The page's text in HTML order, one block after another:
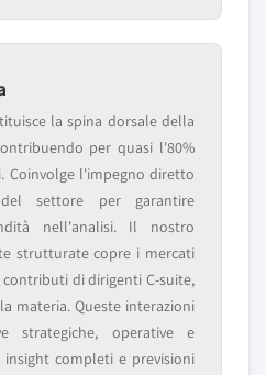
la spina dorsale della
per quasi l'80%
Coinvolge l'impegno diretto
settore per garantire
nell'analisi. Il nostro
strutturate copre i mercati
di dirigenti C-suite,
materia. Queste interazioni
strategiche, operative e
insight completi e previsioni